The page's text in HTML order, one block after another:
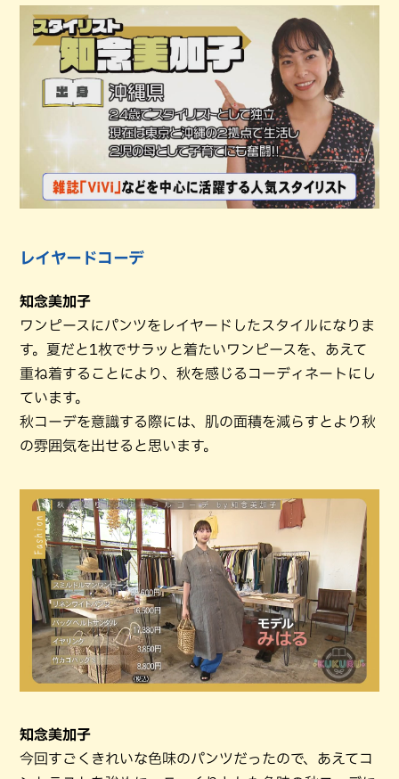
レイヤードコーデ
知念美加子
ワンピースにパンツをレイヤードしたスタイルになりま
す。夏だと1枚でサラッと着たいワンピースを、あえて
重ね着することにより、秋を感じるコーディネートにし
ています。
秋コーデを意識する際には、肌の面積を減らすとより秋
の雰囲気を出せると思います。
知念美加子
今回すごくきれいな色味のパンツだったので、あえてコ